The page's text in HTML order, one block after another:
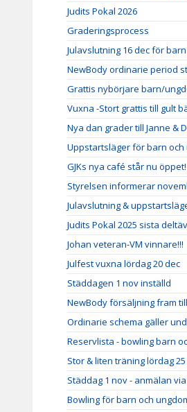
Judits Pokal 2026
Graderingsprocess
Julavslutning 16 dec för
NewBody ordinarie period
Grattis nybörjare barn/
Vuxna -Stort grattis till gult
Nya dan grader till Janne &
Uppstartsläger för barn och
GJKs nya café står nu öppet!
Styrelsen informerar
Julavslutning &
Judits Pokal 2025 sista
Johan veteran-VM vinnare!!!
Julfest vuxna lördag 20 dec
Städdagen 1 nov inställd
NewBody försäljning fram
Ordinarie schema gäller
Reservlista - bowling barn
Stor & liten träning lördag 25
Städdag 1 nov - anmälan
Bowling för barn och